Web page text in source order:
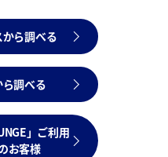
ら調べる
調べる
」ご利用
お客様